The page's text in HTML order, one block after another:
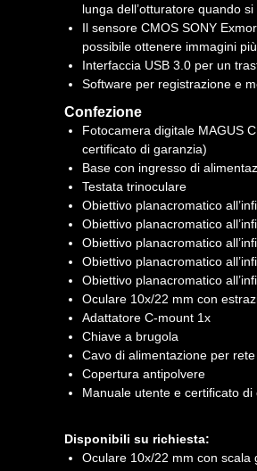
lunga dell’otturatore quando
Il sensore CMOS SONY
possibile ottenere immagini
Interfaccia USB 3.0 per un
Software per registrazione e
Confezione
Fotocamera digitale MAGUS
certificato di garanzia)
Base con ingresso di
Testata trinoculare
Obiettivo planacromatico
Obiettivo planacromatico
Obiettivo planacromatico
Obiettivo planacromatico
Obiettivo planacromatico
Oculare 10x/22 mm con
Adattatore C-mount 1x
Chiave a brugola
Cavo di alimentazione per rete
Copertura antipolvere
Manuale utente e certificato di
Disponibili su richiesta:
Oculare 10x/22 mm con scala